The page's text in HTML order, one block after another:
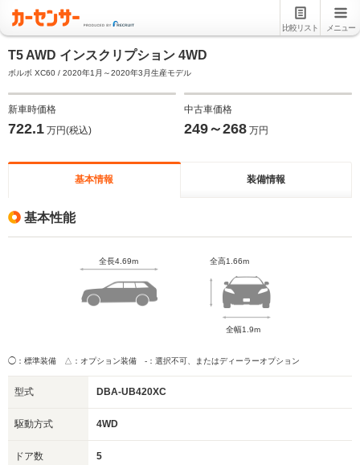
比較リスト メニュー
T5 AWD インスクリプション 4WD
ボルボ XC60 / 2020年1月～2020年3月生産モデル
新車時価格
722.1 万円(税込)
中古車価格
249～268 万円
基本情報 装備情報
基本性能
全長4.69m 全高1.66m
全幅1.9m
◯：標準装備 △：オプション装備 -：選択不可、またはディーラーオプション
型式 DBA-UB420XC
駆動方式 4WD
ドア数 5